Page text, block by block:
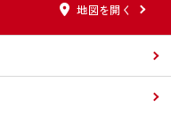
地図を開く